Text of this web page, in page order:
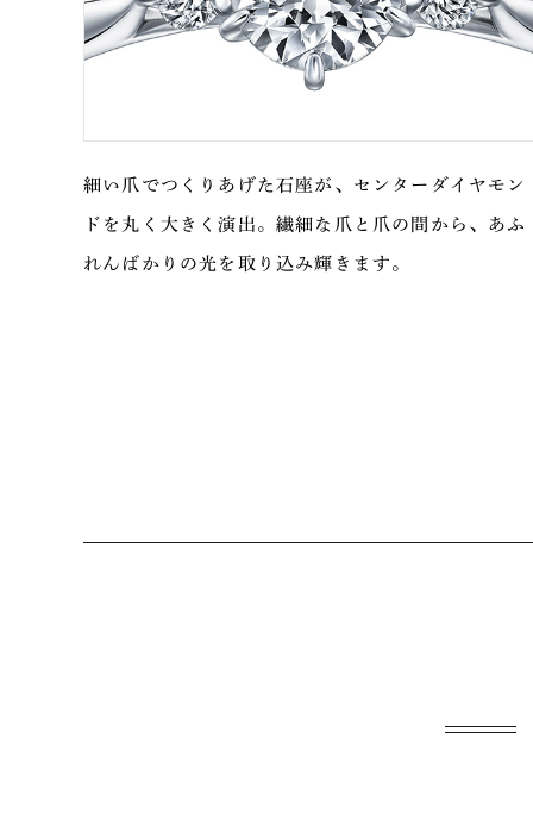
細い爪でつくりあげた石座が、センターダイヤモン
ドを丸く大きく演出。繊細な爪と爪の間から、あふ
れんばかりの光を取り込み輝きます。